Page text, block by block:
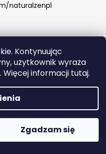
Kontynuując
użytkownik wyraża
Więcej informacji tutaj.
Zgadzam się
naturalzenpl
Shoptet
. Wszystkie prawa
plików cookie